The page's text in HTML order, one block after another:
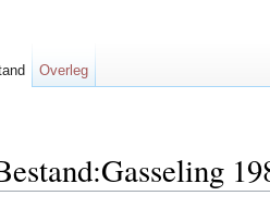
Overleg